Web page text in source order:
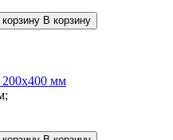
В корзину
мм